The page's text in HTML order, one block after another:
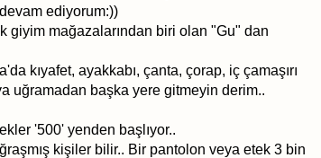
ediyorum:))
giyim mağazalarından biri olan "Gu" dan
kıyafet, ayakkabı, çanta, çorap, iç çamaşırı
uğramadan başka yere gitmeyin derim..
'500' yenden başlıyor..
kişiler bilir.. Bir pantolon veya etek 3 bin